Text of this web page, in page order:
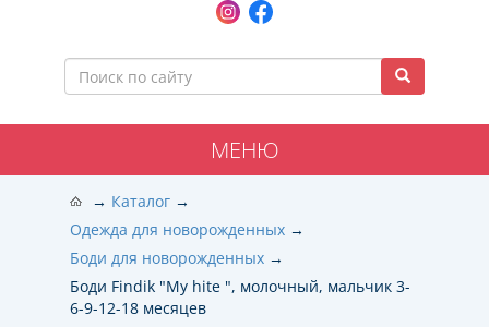
МЕНЮ
Каталог
Одежда для новорожденных
Боди для новорожденных
Боди Findik "My hite ", молочный, мальчик 3-
6-9-12-18 месяцев